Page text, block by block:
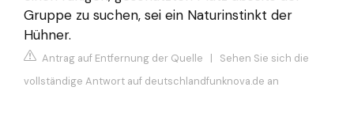
Gruppe zu suchen, sei ein Naturinstinkt der
Hühner.
Antrag auf Entfernung der Quelle | Sehen Sie sich die
vollständige Antwort auf deutschlandfunknova.de an